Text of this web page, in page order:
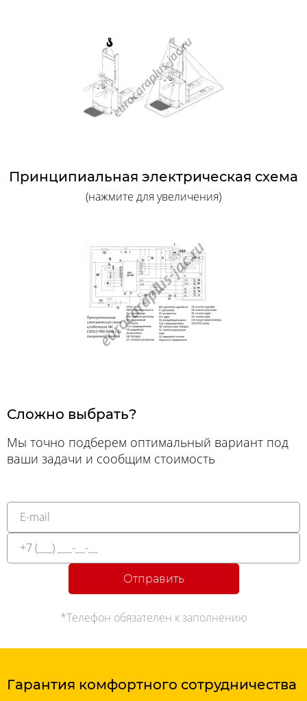
Принципиальная электрическая схема
(нажмите для увеличения)
Сложно выбрать?
Мы точно подберем оптимальный вариант под
ваши задачи и сообщим стоимость
Отправить
*Телефон обязателен к заполнению
Гарантия комфортного сотрудничества